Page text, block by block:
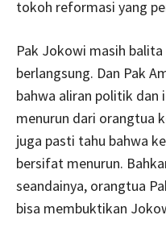
tokoh reformasi yang
Pak Jokowi masih
berlangsung. Dan Pak
bahwa aliran politik
menurun dari orangtua
juga pasti tahu bahwa
bersifat menurun.
seandainya, orangtua
bisa membuktikan